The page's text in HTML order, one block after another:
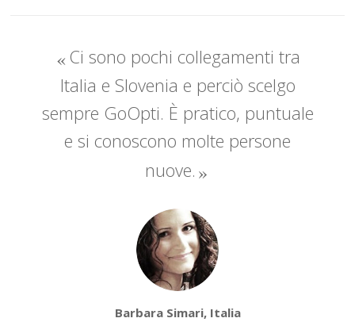
Ci sono pochi collegamenti tra
Italia e Slovenia e perciò scelgo
sempre GoOpti. È pratico, puntuale
e si conoscono molte persone
nuove.
Barbara Simari, Italia